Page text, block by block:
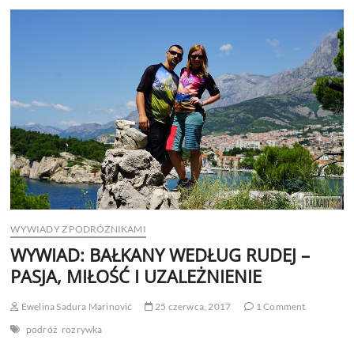
ANSWER
WYWIADY Z PODRÓŻNIKAMI
WYWIAD: BAŁKANY WEDŁUG RUDEJ –
PASJA, MIŁOŚĆ I UZALEŻNIENIE
Ewelina Sadura Marinović 25 czerwca, 2017
1 Comment
podróż rozrywka